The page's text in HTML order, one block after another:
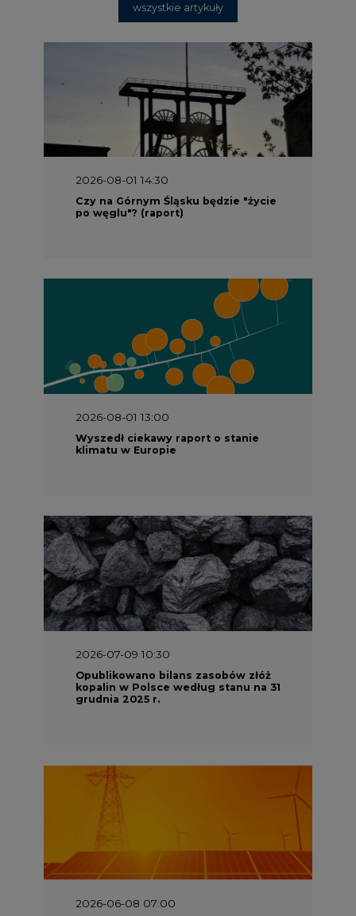
wszystkie artykuły
2026-08-01 14:30
Czy na Górnym Śląsku będzie "życie
po węglu"? (raport)
2026-08-01 13:00
Wyszedł ciekawy raport o stanie
klimatu w Europie
2026-07-09 10:30
Opublikowano bilans zasobów złóż
kopalin w Polsce według stanu na 31
grudnia 2025 r.
2026-06-08 07:00